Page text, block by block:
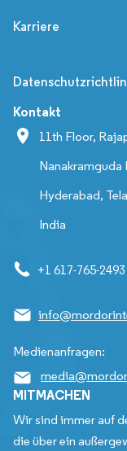
Karriere
Kontakt
11th Floor,
Hyderabad,
India
+1 617-765-2493
Medienanfragen:
MITMACHEN
Wir sind immer auf
die über ein